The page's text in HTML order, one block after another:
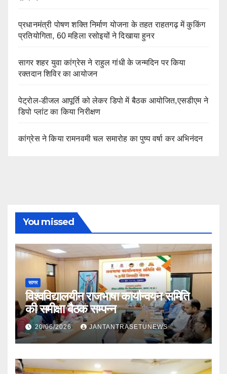
प्रधानमंत्री पोषण शक्ति निर्माण योजना के तहत राहतगढ़ में कुकिंग
प्रतियोगिता, 60 महिला रसोइयों ने दिखाया हुनर
सागर शहर युवा कांग्रेस ने राहुल गांधी के जन्मदिन पर किया
रक्तदान शिविर का आयोजन
पेट्रोल-डीजल आपूर्ति को लेकर डिपो में बैठक आयोजित,एसडीएम ने
डिपो प्लांट का किया निरीक्षण
कांग्रेस ने किया रामनवमी चल समारोह का पुष्प वर्षा कर अभिनंदन
You missed
सागर
विश्वविद्यालयीन राजभाषा कार्यान्वयन समिति
की समीक्षा बैठक सम्पन्न
20/06/2026 JANTANTRASETUNEWS